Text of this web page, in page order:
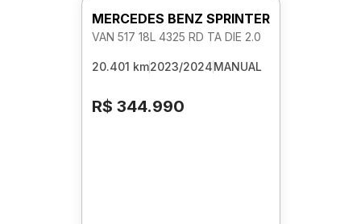
MERCEDES BENZ SPRINTER
VAN 517 18L 4325 RD TA DIE 2.0
20.401 km2023/2024MANUAL
R$ 344.990